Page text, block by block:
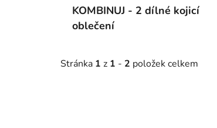
KOMBINUJ - 2 dílné kojicí
oblečení
Stránka 1 z 1 - 2 položek celkem